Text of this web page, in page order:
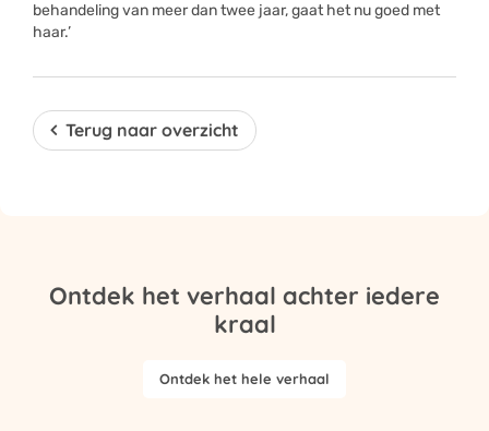
behandeling van meer dan twee jaar, gaat het nu goed met
haar.’
Terug naar overzicht
Ontdek het verhaal achter iedere
kraal
Ontdek het hele verhaal